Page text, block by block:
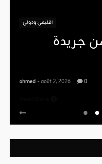
اقليمي ودولي
العدد 602 من جريدة
ahmed - août 2, 2026 0